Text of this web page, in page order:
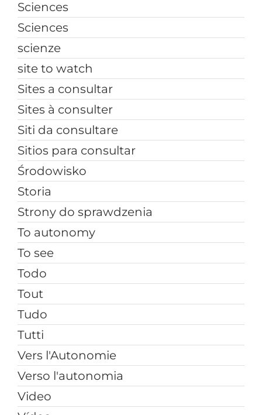
Sciences
Sciences
scienze
site to watch
Sites a consultar
Sites à consulter
Siti da consultare
Sitios para consultar
Środowisko
Storia
Strony do sprawdzenia
To autonomy
To see
Todo
Tout
Tudo
Tutti
Vers l'Autonomie
Verso l'autonomia
Video